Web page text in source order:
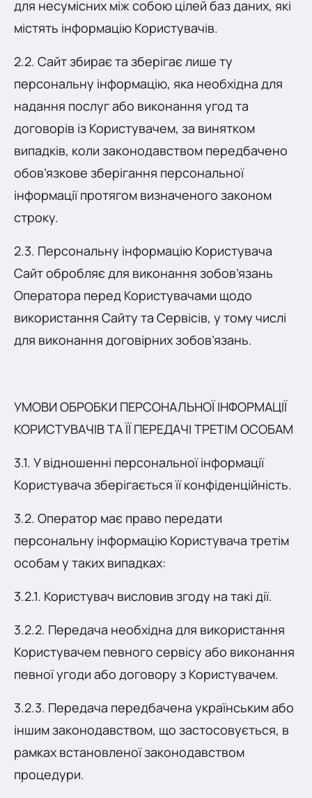
для несумісних між собою цілей баз даних, які
містять інформацію Користувачів.
2.2. Сайт збирає та зберігає лише ту
персональну інформацію, яка необхідна для
надання послуг або виконання угод та
договорів із Користувачем, за винятком
випадків, коли законодавством передбачено
обов’язкове зберігання персональної
інформації протягом визначеного законом
строку.
2.3. Персональну інформацію Користувача
Сайт обробляє для виконання зобов’язань
Оператора перед Користувачами щодо
використання Сайту та Сервісів, у тому числі
для виконання договірних зобов’язань.
УМОВИ ОБРОБКИ ПЕРСОНАЛЬНОЇ ІНФОРМАЦІЇ
КОРИСТУВАЧІВ ТА ЇЇ ПЕРЕДАЧІ ТРЕТІМ ОСОБАМ
3.1. У відношенні персональної інформації
Користувача зберігається її конфіденційність.
3.2. Оператор має право передати
персональну інформацію Користувача третім
особам у таких випадках:
3.2.1. Користувач висловив згоду на такі дії.
3.2.2. Передача необхідна для використання
Користувачем певного сервісу або виконання
певної угоди або договору з Користувачем.
3.2.3. Передача передбачена українським або
іншим законодавством, що застосовується, в
рамках встановленої законодавством
процедури.